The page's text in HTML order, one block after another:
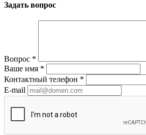
Задать вопрос
Вопрос *
Ваше имя *
Контактный телефон *
E-mail